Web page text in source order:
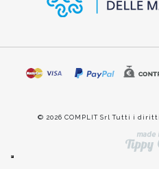
© 2026 COMPLIT Srl Tutti i